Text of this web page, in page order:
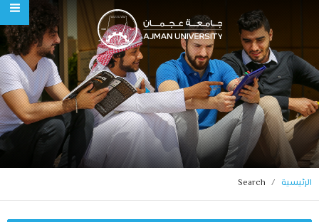
Ajman University
الرئيسية Search